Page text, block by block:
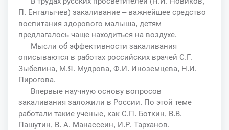
П. Енгалычев) закаливание – важнейшее средство
воспитания здорового малыша, детям
предлагалось чаще находиться на воздухе.
Мысли об эффективности закаливания
описываются в работах российских врачей С.Г.
Зыбелина, М.Я. Мудрова, Ф.И. Иноземцева, Н.И.
Пирогова.
Впервые научную основу вопросов
закаливания заложили в России. По этой теме
работали такие ученые, как С.П. Боткин, В.В.
Пашутин, В. А. Манассеин, И.Р. Тарханов.